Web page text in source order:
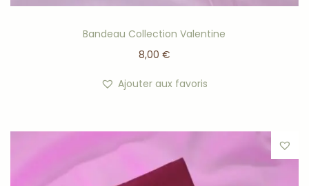
Bandeau Collection Valentine
8,00 €
Ajouter aux favoris